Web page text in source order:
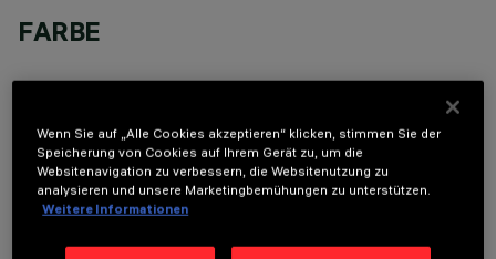
FARBE
TECHNISCHE DATEN
Wenn Sie auf „Alle Cookies akzeptieren“ klicken, stimmen Sie der
Speicherung von Cookies auf Ihrem Gerät zu, um die
Websitenavigation zu verbessern, die Websitenutzung zu
analysieren und unsere Marketingbemühungen zu unterstützen.
Weitere Informationen